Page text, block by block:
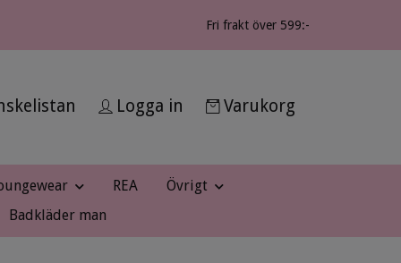
Fri frakt över 599:-
Logga in Varukorg
REA
Övrigt
Badkläder man